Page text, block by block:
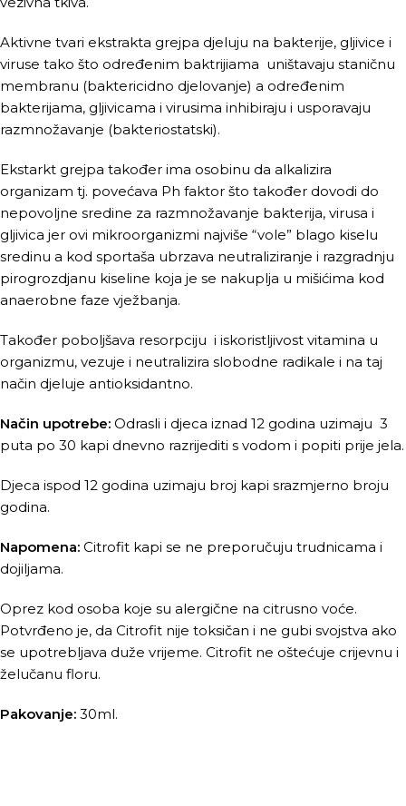
Aktivne tvari ekstrakta grejpa djeluju na bakterije, gljivice i
viruse tako što određenim baktrijiama uništavaju staničnu
membranu (baktericidno djelovanje) a određenim
bakterijama, gljivicama i virusima inhibiraju i usporavaju
razmnožavanje (bakteriostatski).
Ekstarkt grejpa također ima osobinu da alkalizira
organizam tj. povećava Ph faktor što također dovodi do
nepovoljne sredine za razmnožavanje bakterija, virusa i
gljivica jer ovi mikroorganizmi najviše “vole” blago kiselu
sredinu a kod sportaša ubrzava neutraliziranje i razgradnju
pirogrozdjanu kiseline koja je se nakuplja u mišićima kod
anaerobne faze vježbanja.
Također poboljšava resorpciju i iskoristljivost vitamina u
organizmu, vezuje i neutralizira slobodne radikale i na taj
način djeluje antioksidantno.
Način upotrebe: Odrasli i djeca iznad 12 godina uzimaju 3
puta po 30 kapi dnevno razrijediti s vodom i popiti prije jela.
Djeca ispod 12 godina uzimaju broj kapi srazmjerno broju
godina.
Napomena: Citrofit kapi se ne preporučuju trudnicama i
dojiljama.
Oprez kod osoba koje su alergične na citrusno voće.
Potvrđeno je, da Citrofit nije toksičan i ne gubi svojstva ako
se upotrebljava duže vrijeme. Citrofit ne oštećuje crijevnu i
želučanu floru.
Pakovanje: 30ml.